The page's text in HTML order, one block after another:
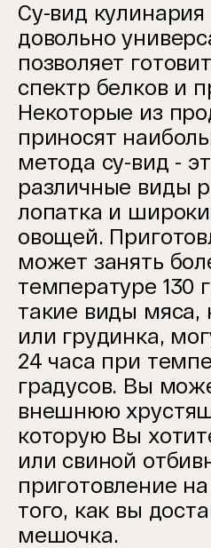
Су-вид
довольно
позволяет
спектр белков и
Некоторые из
приносят
метода су-вид -
различные виды
лопатка и
овощей.
может занять
температуре 130
такие виды
или грудинка,
24 часа при
градусов. Вы
внешнюю
которую Вы
или свиной
приготовление
того, как вы
мешочка.